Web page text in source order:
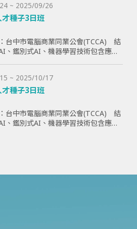
好了解ESG與碳排放管理的實際應
業實現減碳目標。
~ 2025/09/26
種子3日班
台中市電腦商業同業公會(TCCA) 結
、鑑別式AI、機器學習技術包含應用
~ 2025/10/17
種子3日班
台中市電腦商業同業公會(TCCA) 結
、鑑別式AI、機器學習技術包含應用